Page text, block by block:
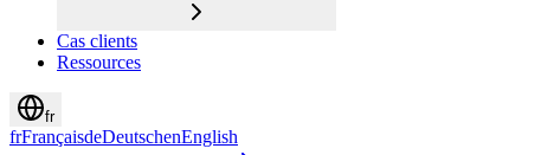
Cas clients
Ressources
fr
frFrançaisdeDeutschenEnglish